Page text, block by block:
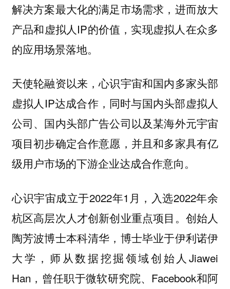
解决方案最大化的满足市场需求，进而放大
产品和虚拟人IP的价值，实现虚拟人在众多
的应用场景落地。
天使轮融资以来，心识宇宙和国内多家头部
虚拟人IP达成合作，同时与国内头部虚拟人
公司、国内头部广告公司以及某海外元宇宙
项目初步确定合作意愿，并且和多家具有亿
级用户市场的下游企业达成合作意向。
心识宇宙成立于2022年1月，入选2022年余
杭区高层次人才创新创业重点项目。创始人
陶芳波博士本科清华，博士毕业于伊利诺伊
大学，师从数据挖掘领域创始人Jiawei
Han，曾任职于微软研究院、Facebook和阿